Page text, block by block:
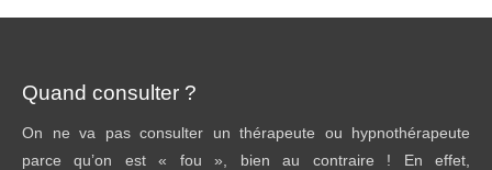
Quand consulter ?
On ne va pas consulter un thérapeute ou hypnothérapeute
parce qu’on est « fou », bien au contraire ! En effet,